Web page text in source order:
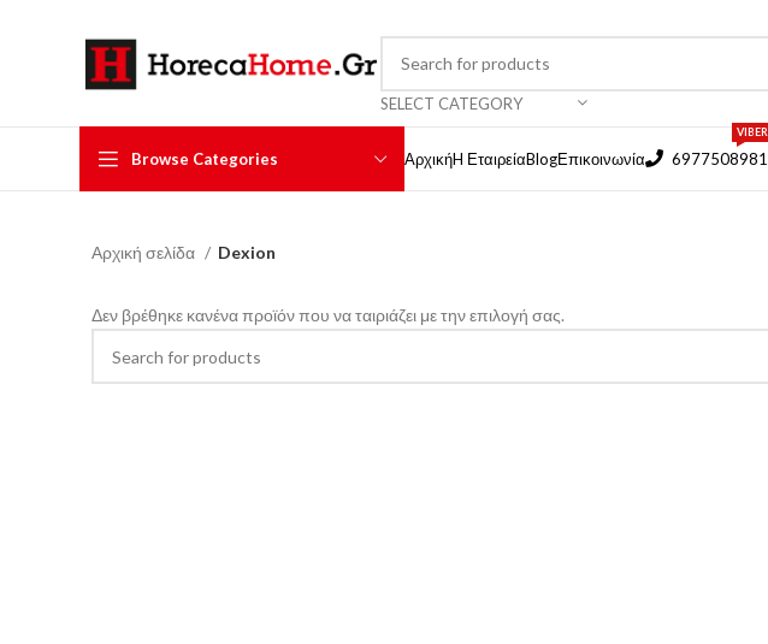
SELECT CATEGORY
Browse Categories ΑρχικήH ΕταιρείαBlogΕπικοινωνία 6977508981
VIBER
Αρχική σελίδα Dexion
Δεν βρέθηκε κανένα προϊόν που να ταιριάζει με την επιλογή σας.